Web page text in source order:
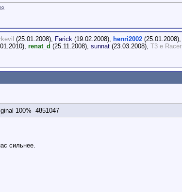
(25.01.2008), Farick (19.02.2008), henri2002 (25.01.2008),
renat_d (25.11.2008), sunnat (23.03.2008), T3 e Racer
100%- 4851047
сильнее.